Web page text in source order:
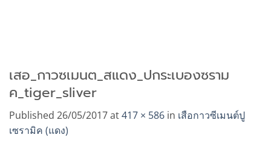
เสอ_กาวซเมนต_สแดง_ปกระเบองซราม
ค_tiger_sliver
Published 26/05/2017at417 × 586 in เสือกาวซีเมนต์ปู
เซรามิค (แดง)